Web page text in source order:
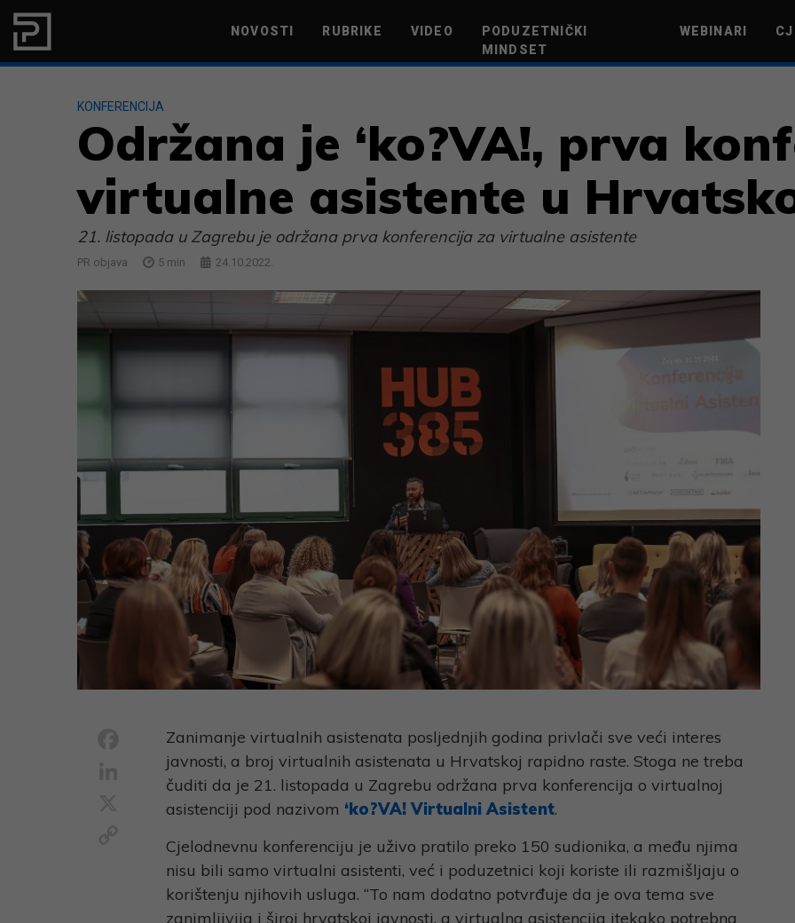
Skip to content NOVOSTI RUBRIKE VIDEO
PODUZETNIČKI
MINDSET
WEBINARI
KONFERENCIJA
Održana je ‘ko?VA!, prva
virtualne asistente u
21. listopada u Zagrebu je održana prva konferencija za virtualne asistente
PR objava 5 min 24.10.2022.
Facebook
LinkedIn
Copy
Link
Zanimanje virtualnih asistenata posljednjih godina privlači sve veći interes
javnosti, a broj virtualnih asistenata u Hrvatskoj rapidno raste. Stoga ne treba
čuditi da je 21. listopada u Zagrebu održana prva konferencija o virtualnoj
asistenciji pod nazivom ‘ko?VA! Virtualni Asistent.
Cjelodnevnu konferenciju je uživo pratilo preko 150 sudionika, a među njima
nisu bili samo virtualni asistenti, već i poduzetnici koji koriste ili razmišljaju o
korištenju njihovih usluga. “To nam dodatno potvrđuje da je ova tema sve
zanimljivija i široj hrvatskoj javnosti, a virtualna asistencija itekako potrebna